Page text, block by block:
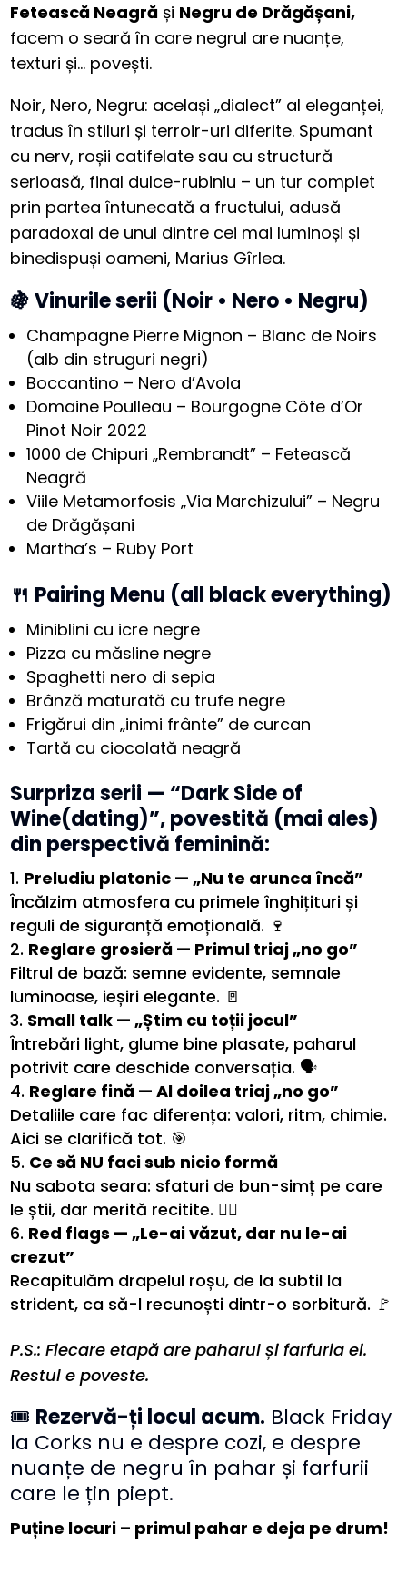
Fetească Neagră și Negru de Drăgășani,
facem o seară în care negrul are nuanțe,
texturi și… povești.
Noir, Nero, Negru: același „dialect” al eleganței,
tradus în stiluri și terroir-uri diferite. Spumant
cu nerv, roșii catifelate sau cu structură
serioasă, final dulce-rubiniu – un tur complet
prin partea întunecată a fructului, adusă
paradoxal de unul dintre cei mai luminoși și
binedispuși oameni, Marius Gîrlea.
🍇 Vinurile serii (Noir • Nero • Negru)
Champagne Pierre Mignon – Blanc de Noirs
(alb din struguri negri)
Boccantino – Nero d’Avola
Domaine Poulleau – Bourgogne Côte d’Or
Pinot Noir 2022
1000 de Chipuri „Rembrandt” – Fetească
Neagră
Viile Metamorfosis „Via Marchizului” – Negru
de Drăgășani
Martha’s – Ruby Port
🍴 Pairing Menu (all black everything)
Miniblini cu icre negre
Pizza cu măsline negre
Spaghetti nero di sepia
Brânză maturată cu trufe negre
Frigărui din „inimi frânte” de curcan
Tartă cu ciocolată neagră
Surpriza serii — “Dark Side of
Wine(dating)”, povestită (mai ales)
din perspectivă feminină:
Preludiu platonic — „Nu te arunca încă”
Încălzim atmosfera cu primele înghițituri și
reguli de siguranță emoțională. 🍷
Reglare grosieră — Primul triaj „no go”
Filtrul de bază: semne evidente, semnale
luminoase, ieșiri elegante. 🚪
Small talk — „Știm cu toții jocul”
Întrebări light, glume bine plasate, paharul
potrivit care deschide conversația. 🗣️
Reglare fină — Al doilea triaj „no go”
Detaliile care fac diferența: valori, ritm, chimie.
Aici se clarifică tot. 🎯
Ce să NU faci sub nicio formă
Nu sabota seara: sfaturi de bun-simț pe care
le știi, dar merită recitite. 🙅‍♀️
Red flags — „Le-ai văzut, dar nu le-ai
crezut”
Recapitulăm drapelul roșu, de la subtil la
strident, ca să-l recunoști dintr-o sorbitură. 🚩
P.S.: Fiecare etapă are paharul și farfuria ei.
Restul e poveste.
🎟️ Rezervă-ți locul acum. Black Friday
la Corks nu e despre cozi, e despre
nuanțe de negru în pahar și farfurii
care le țin piept.
Puține locuri – primul pahar e deja pe drum!